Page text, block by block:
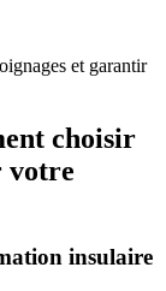
et garantir
choisir
votre
insulaire